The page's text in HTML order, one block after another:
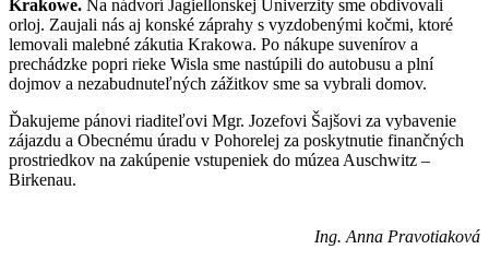
Krakowe. Na nádvorí Jagiellonskej Univerzity sme obdivovali
orloj. Zaujali nás aj konské záprahy s vyzdobenými kočmi, ktoré
lemovali malebné zákutia Krakowa. Po nákupe suvenírov a
prechádzke popri rieke Wisla sme nastúpili do autobusu a plní
dojmov a nezabudnuteľných zážitkov sme sa vybrali domov.
Ďakujeme pánovi riaditeľovi Mgr. Jozefovi Šajšovi za vybavenie
zájazdu a Obecnému úradu v Pohorelej za poskytnutie finančných
prostriedkov na zakúpenie vstupeniek do múzea Auschwitz –
Birkenau.
Ing. Anna Pravotiaková